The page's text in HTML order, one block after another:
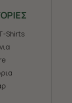
Shirts